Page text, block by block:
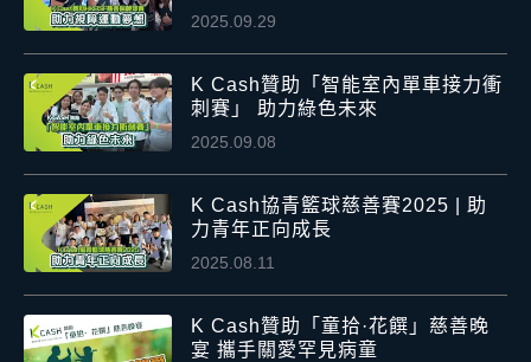
2025.09.29
K Cash贊助「智能室內單車接力衝
刺賽」 助力綠色未來
2025.09.08
K Cash協青籃球慈善賽2025 | 助
力青年正向成長
2025.08.11
K Cash贊助「童拾·花饌」慈善晚
宴 攜手關愛罕見病童